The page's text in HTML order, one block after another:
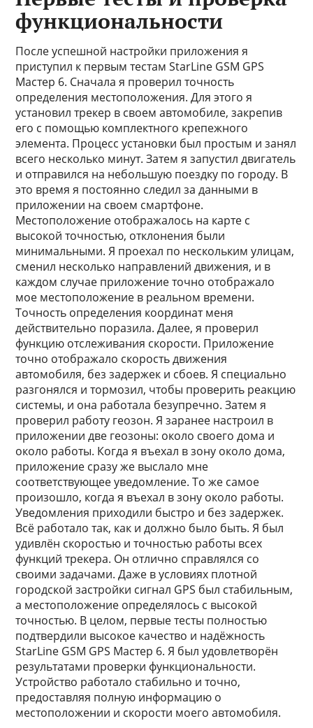
функциональности
После успешной настройки приложения я
приступил к первым тестам StarLine GSM GPS
Мастер 6. Сначала я проверил точность
определения местоположения. Для этого я
установил трекер в своем автомобиле, закрепив
его с помощью комплектного крепежного
элемента. Процесс установки был простым и занял
всего несколько минут. Затем я запустил двигатель
и отправился на небольшую поездку по городу. В
это время я постоянно следил за данными в
приложении на своем смартфоне.
Местоположение отображалось на карте с
высокой точностью, отклонения были
минимальными. Я проехал по нескольким улицам,
сменил несколько направлений движения, и в
каждом случае приложение точно отображало
мое местоположение в реальном времени.
Точность определения координат меня
действительно поразила. Далее, я проверил
функцию отслеживания скорости. Приложение
точно отображало скорость движения
автомобиля, без задержек и сбоев. Я специально
разгонялся и тормозил, чтобы проверить реакцию
системы, и она работала безупречно. Затем я
проверил работу геозон. Я заранее настроил в
приложении две геозоны: около своего дома и
около работы. Когда я въехал в зону около дома,
приложение сразу же выслало мне
соответствующее уведомление. То же самое
произошло, когда я въехал в зону около работы.
Уведомления приходили быстро и без задержек.
Всё работало так, как и должно было быть. Я был
удивлён скоростью и точностью работы всех
функций трекера. Он отлично справлялся со
своими задачами. Даже в условиях плотной
городской застройки сигнал GPS был стабильным,
а местоположение определялось с высокой
точностью. В целом, первые тесты полностью
подтвердили высокое качество и надёжность
StarLine GSM GPS Мастер 6. Я был удовлетворён
результатами проверки функциональности.
Устройство работало стабильно и точно,
предоставляя полную информацию о
местоположении и скорости моего автомобиля.